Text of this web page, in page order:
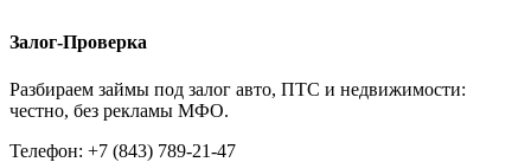
Залог-Проверка
Разбираем займы под залог авто, ПТС и недвижимости:
честно, без рекламы МФО.
Телефон: +7 (843) 789-21-47